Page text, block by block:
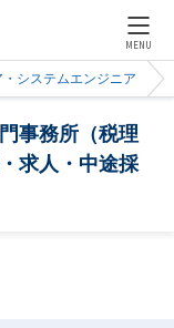
MENU
・システムエンジニア
事務所（税理
求人・中途採